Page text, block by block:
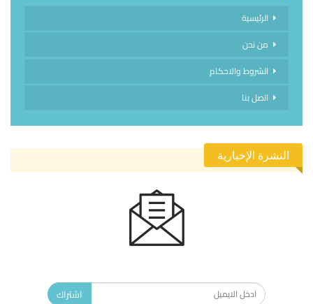
الرئيسية
من نحن
الشروط والاحكام
اتصل بنا
النشرة الإخبارية
اشتراك